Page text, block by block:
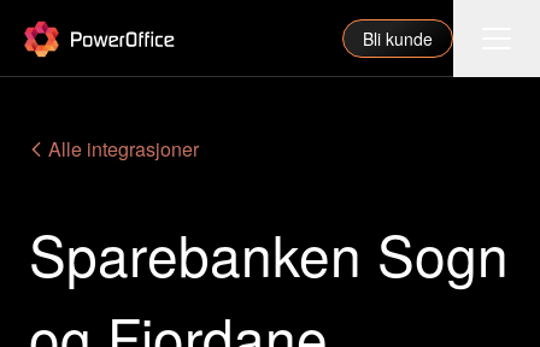
PowerOffice Bli kunde
Funksjoner
Priser
Våre partnere
Alle integrasjoner
Sparebanken Sogn